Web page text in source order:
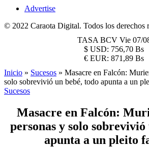
Advertise
© 2022 Caraota Digital. Todos los derechos
TASA BCV Vie 07/
$ USD: 756,70 Bs
€ EUR: 871,89 Bs
Inicio » Sucesos » Masacre en Falcón:
solo sobrevivió un bebé, todo apunta a un
Sucesos
Masacre en Falcón:
personas y solo sobrevivió
apunta a un pleito